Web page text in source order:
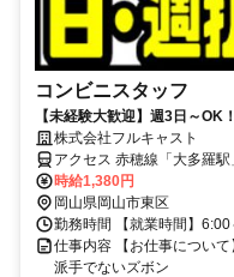
コンビニスタッフ
【未経験大歓迎】週3日～OK
タッフ≪時給1380円/津山市≫
株式会社フルキャスト
アクセス 赤穂線「大多羅
時給1,380円
岡山県岡山市東区
勤務時間 【就業時間】
仕事内容 【お仕事につい
派手でないズボン